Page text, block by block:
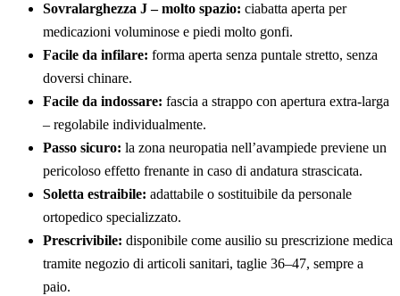
Sovralarghezza J – molto spazio: ciabatta aperta per
medicazioni voluminose e piedi molto gonfi.
Facile da infilare: forma aperta senza puntale stretto, senza
doversi chinare.
Facile da indossare: fascia a strappo con apertura extra-larga
– regolabile individualmente.
Passo sicuro: la zona neuropatia nell’avampiede previene un
pericoloso effetto frenante in caso di andatura strascicata.
Soletta estraibile: adattabile o sostituibile da personale
ortopedico specializzato.
Prescrivibile: disponibile come ausilio su prescrizione medica
tramite negozio di articoli sanitari, taglie 36–47, sempre a
paio.